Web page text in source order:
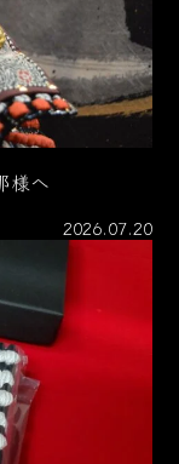
様へ
2026.07.20